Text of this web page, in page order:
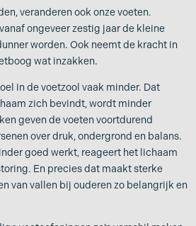
veranderen ook onze voeten.
ongeveer zestig jaar de kleine
worden. Ook neemt de kracht in
wat inzakken.
in de voetzool vaak minder. Dat
zich bevindt, wordt minder
geven de voeten voortdurend
over druk, ondergrond en balans.
goed werkt, reageert het lichaam
En precies dat maakt sterke
van vallen bij ouderen zo belangrijk en